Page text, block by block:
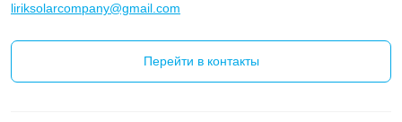
liriksolarcompany@gmail.com
Перейти в контакты